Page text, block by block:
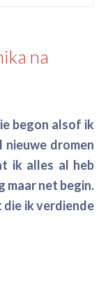
na
begon alsof ik
nieuwe dromen
ik alles al heb
maar net begin.
ik verdiende